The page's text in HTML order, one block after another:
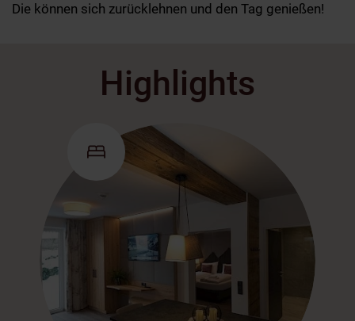
Die können sich zurücklehnen und den Tag genießen!
Highlights